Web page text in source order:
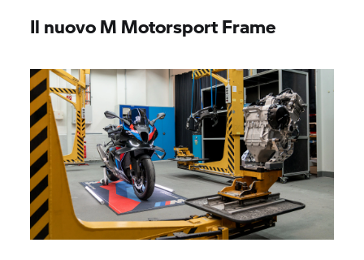
Il nuovo M Motorsport Frame